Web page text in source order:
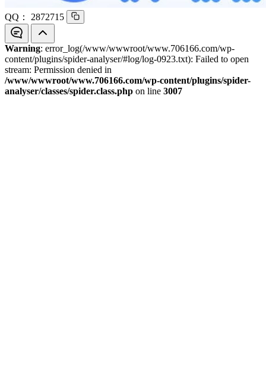
QQ： 2872715
Warning: error_log(/www/wwwroot/www.706166.com/wp-
content/plugins/spider-analyser/#log/log-0923.txt): Failed to open
stream: Permission denied in
/www/wwwroot/www.706166.com/wp-content/plugins/spider-
analyser/classes/spider.class.php on line 3007